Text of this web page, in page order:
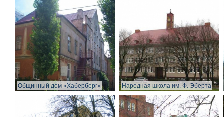
Общинный дом «Хаберберг» Народная школа им. Ф. Эберта